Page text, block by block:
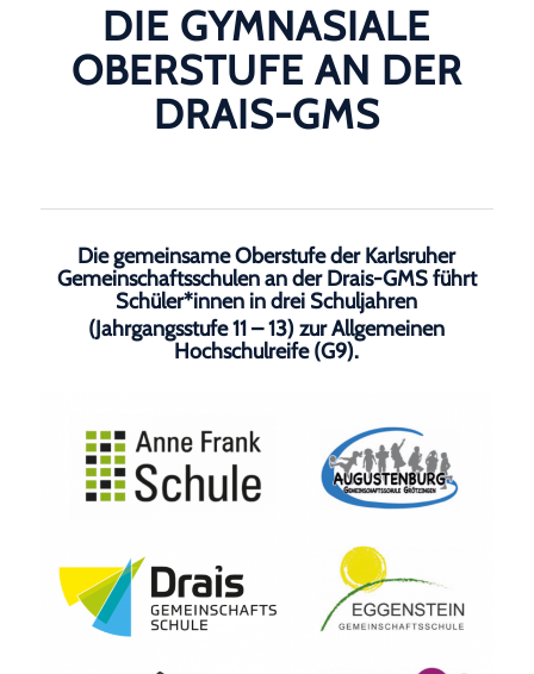
DIE GYMNASIALE
OBERSTUFE AN DER
DRAIS-GMS
Die gemeinsame Oberstufe der Karlsruher
Gemeinschaftsschulen an der Drais-GMS führt
Schüler*innen in drei Schuljahren
(Jahrgangsstufe 11 – 13) zur Allgemeinen
Hochschulreife (G9).